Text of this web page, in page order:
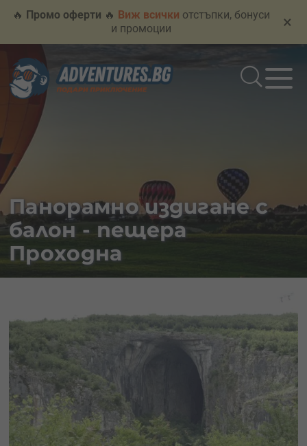
🔥 Промо оферти 🔥 Виж всички отстъпки, бонуси
и промоции
×
Панорамно издигане с
балон - пещера
Проходна